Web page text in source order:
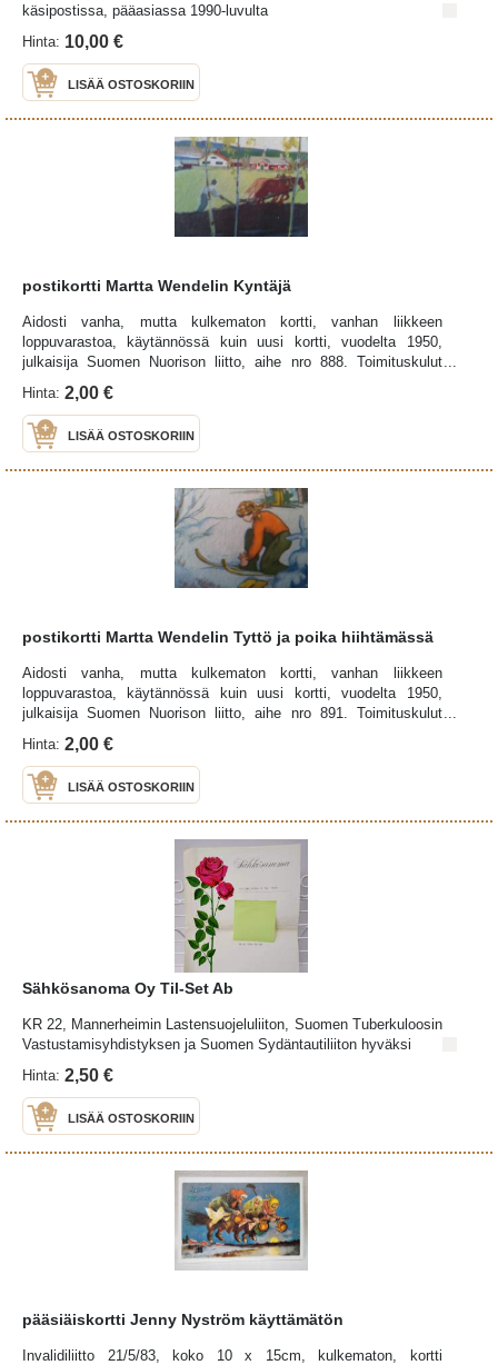
käsipostissa, pääasiassa 1990-luvulta
Hinta: 10,00 €
LISÄÄ OSTOSKORIIN
postikortti Martta Wendelin Kyntäjä
Aidosti vanha, mutta kulkematon kortti, vanhan liikkeen
loppuvarastoa, käytännössä kuin uusi kortti, vuodelta 1950,
julkaisija Suomen Nuorison liitto, aihe nro 888. Toimituskulut
Hinta: 2,00 €
LISÄÄ OSTOSKORIIN
postikortti Martta Wendelin Tyttö ja poika hiihtämässä
Aidosti vanha, mutta kulkematon kortti, vanhan liikkeen
loppuvarastoa, käytännössä kuin uusi kortti, vuodelta 1950,
julkaisija Suomen Nuorison liitto, aihe nro 891. Toimituskulut
Hinta: 2,00 €
LISÄÄ OSTOSKORIIN
Sähkösanoma Oy Til-Set Ab
KR 22, Mannerheimin Lastensuojeluliiton, Suomen Tuberkuloosin
Vastustamisyhdistyksen ja Suomen Sydäntautiliiton hyväksi
Hinta: 2,50 €
LISÄÄ OSTOSKORIIN
pääsiäiskortti Jenny Nyström käyttämätön
Invalidiliitto 21/5/83, koko 10 x 15cm, kulkematon, kortti